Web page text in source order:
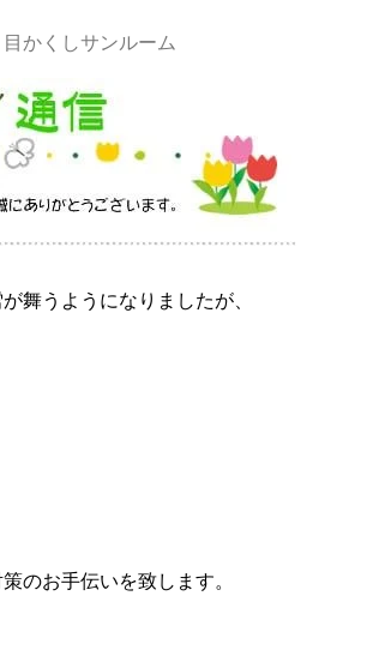
かくしサンルーム
舞うようになりましたが、
のお手伝いを致します。